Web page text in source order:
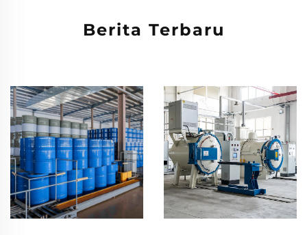
Berita Terbaru